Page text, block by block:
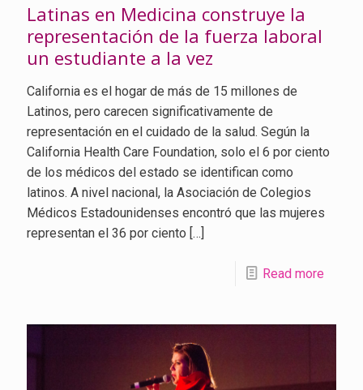
Latinas en Medicina construye la
representación de la fuerza laboral
un estudiante a la vez
California es el hogar de más de 15 millones de
Latinos, pero carecen significativamente de
representación en el cuidado de la salud. Según la
California Health Care Foundation, solo el 6 por ciento
de los médicos del estado se identifican como
latinos. A nivel nacional, la Asociación de Colegios
Médicos Estadounidenses encontró que las mujeres
representan el 36 por ciento […]
Read more